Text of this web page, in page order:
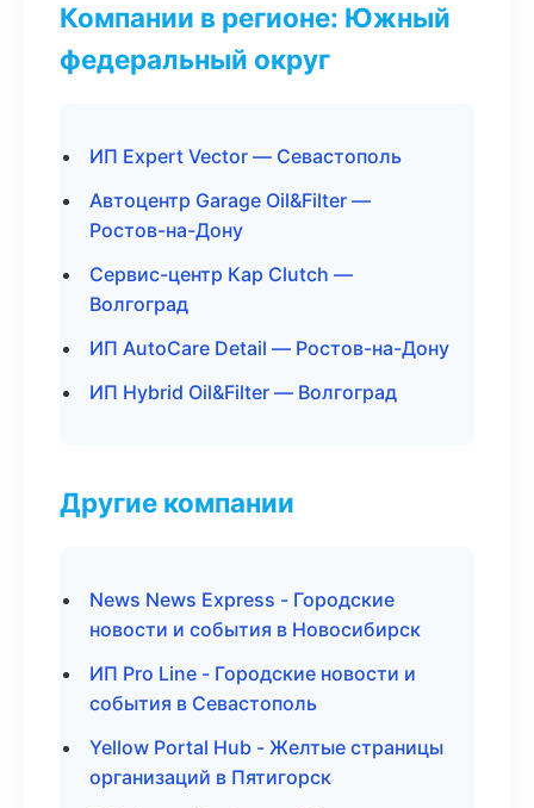
Компании в регионе: Южный
федеральный округ
ИП Expert Vector — Севастополь
Автоцентр Garage Oil&Filter —
Ростов-на-Дону
Сервис-центр Кар Clutch —
Волгоград
ИП AutoCare Detail — Ростов-на-Дону
ИП Hybrid Oil&Filter — Волгоград
Другие компании
News News Express - Городские
новости и события в Новосибирск
ИП Pro Line - Городские новости и
события в Севастополь
Yellow Portal Hub - Желтые страницы
организаций в Пятигорск